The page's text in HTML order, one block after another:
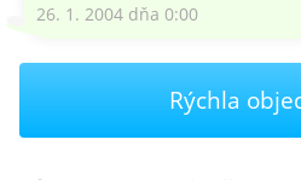
26. 1. 2004 dňa 0:00
Rýchla